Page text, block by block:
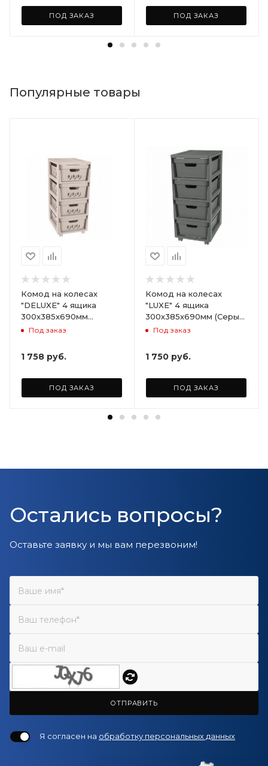
ПОД ЗАКАЗ ПОД ЗАКАЗ
Популярные товары
Комод на колесах
"DELUXE" 4 ящика
300х385х690мм
(Светло-бежевый)
Под заказ
1 758 руб.
ПОД ЗАКАЗ
Комод на колесах
"LUXE" 4 ящика
300х385х690мм (Серый)
ARD258086
Под заказ
1 750 руб.
ПОД ЗАКАЗ
Остались вопросы?
Оставьте заявку и мы вам перезвоним!
ОТПРАВИТЬ
Я согласен на обработку персональных данных